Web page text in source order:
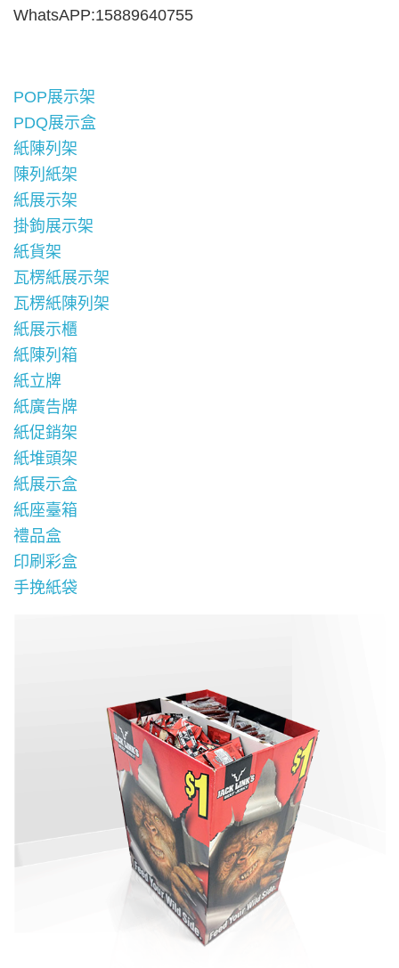
WhatsAPP:15889640755
POP展示架
PDQ展示盒
紙陳列架
陳列紙架
紙展示架
掛鉤展示架
紙貨架
瓦楞紙展示架
瓦楞紙陳列架
紙展示櫃
紙陳列箱
紙立牌
紙廣告牌
紙促銷架
紙堆頭架
紙展示盒
紙座臺箱
禮品盒
印刷彩盒
手挽紙袋